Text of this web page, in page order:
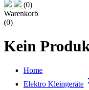
(0)
Warenkorb
(0)
Kein
Home
Elektro Kleingeräte